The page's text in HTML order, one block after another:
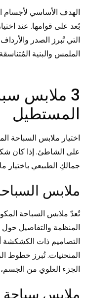
الهدف الأساسي لأجسام
بُعد على قوامها. عند
التي تُبرز الصدر
الملمس والبنية
3 ملابس
المستطيل
اختيار ملابس السباحة
على الشاطئ. إذا كان
جمالكِ الطبيعي باختيار
ملابس
تُعدّ ملابس السباحة
المنظمة والتفاصيل
التصاميم ذات الكشكشة أو
الجزء العلوي من